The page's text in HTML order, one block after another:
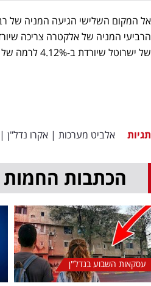
של ישרוטל שיורדת ב-4.12% לרמה של 8,150 אגורות.
תגיות אלביט מערכות | אקרו נדל"ן |
הכתבות החמות
עסקאות השבוע בנדל"ן